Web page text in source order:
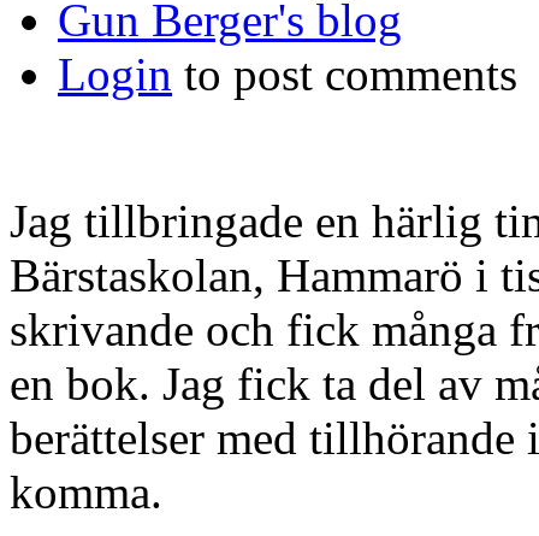
Gun Berger's blog
Login to post comments
Jag tillbringade en härlig
Bärstaskolan, Hammarö i
skrivande och fick många
en bok. Jag fick ta del av
berättelser med
komma.